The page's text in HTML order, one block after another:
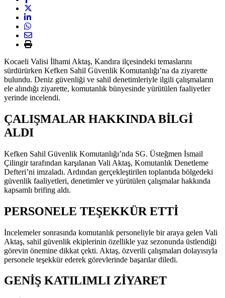
Kocaeli Valisi İlhami Aktaş, Kandıra ilçesindeki temaslarını
sürdürürken Kefken Sahil Güvenlik Komutanlığı’na da ziyarette
bulundu. Deniz güvenliği ve sahil denetimleriyle ilgili çalışmaların
ele alındığı ziyarette, komutanlık bünyesinde yürütülen faaliyetler
yerinde incelendi.
ÇALIŞMALAR HAKKINDA BİLGİ
ALDI
Kefken Sahil Güvenlik Komutanlığı’nda SG. Üsteğmen İsmail
Çilingir tarafından karşılanan Vali Aktaş, Komutanlık Denetleme
Defteri’ni imzaladı. Ardından gerçekleştirilen toplantıda bölgedeki
güvenlik faaliyetleri, denetimler ve yürütülen çalışmalar hakkında
kapsamlı brifing aldı.
PERSONELE TEŞEKKÜR ETTİ
İncelemeler sonrasında komutanlık personeliyle bir araya gelen Vali
Aktaş, sahil güvenlik ekiplerinin özellikle yaz sezonunda üstlendiği
görevin önemine dikkat çekti. Aktaş, özverili çalışmaları dolayısıyla
personele teşekkür ederek görevlerinde başarılar diledi.
GENİŞ KATILIMLI ZİYARET